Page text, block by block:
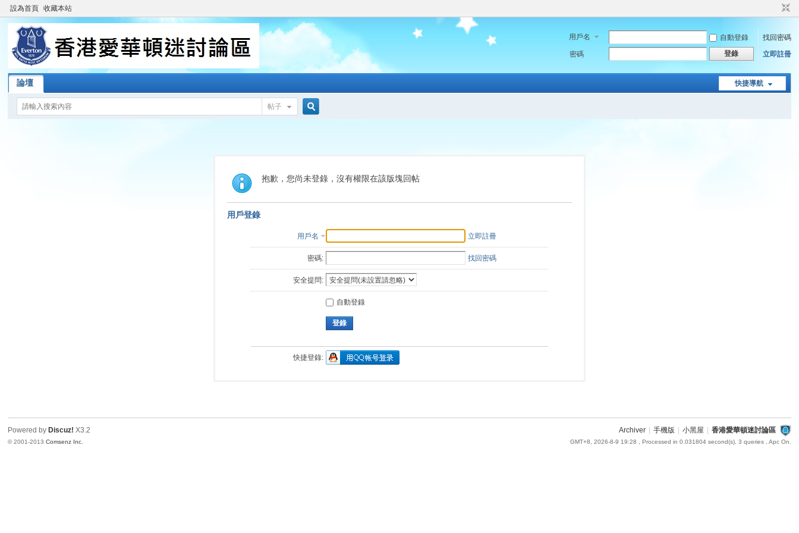
設為首頁 收藏本站
用戶名 自動登錄
找回密碼
密碼
登錄 立即註冊
快捷導航
論壇
帖子
索
抱歉，您尚未登錄，沒有權限在該版塊回帖
用戶登錄
用戶名 立即註冊
密碼: 找回密碼
安全提問:
自動登錄
登錄
快捷登錄:
Archiver 手機版 小黑屋 香港愛華頓迷討論區
GMT+8, 2026-8-9 19:28 , Processed in 0.031804 second(s), 3 queries , Apc On.
Powered by Discuz! X3.2
© 2001-2013Comsenz Inc.